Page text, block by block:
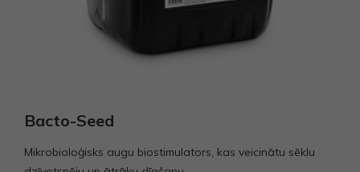
Bacto-Seed
Mikrobioloģisks augu biostimulators, kas veicinātu sēklu